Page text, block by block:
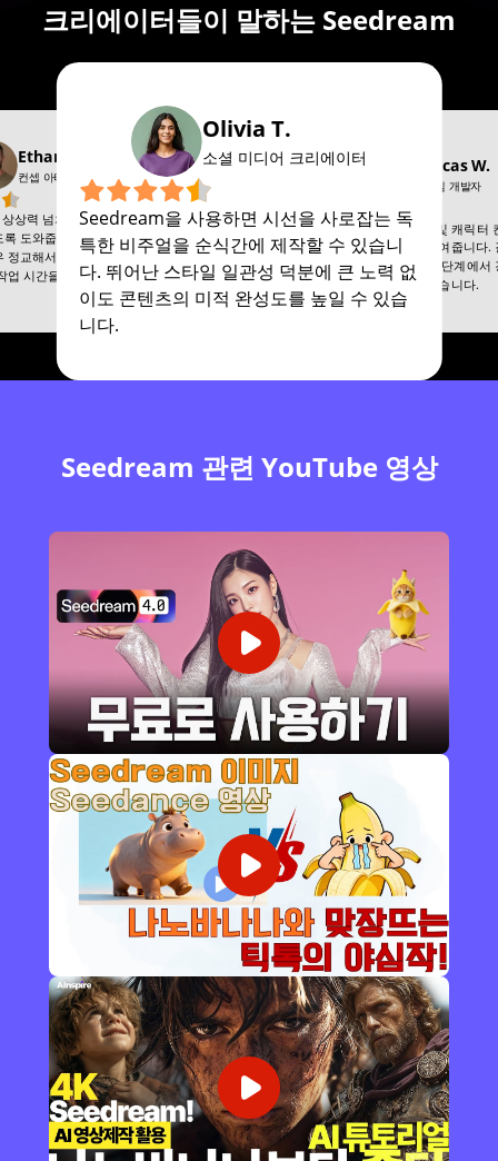
크리에이터들이 말하는 Seedream
Ethan P.
컨셉 아티스트
상력 넘치는 컨셉 아트를 빠
록 도와줍니다. 스타일리시한
정교해서 수작업 스케치와
업 시간을 몇 시간이나 단축
Olivia T.
소셜 미디어 크리에이터
Seedream을 사용하면 시선을 사로잡는 독
특한 비주얼을 순식간에 제작할 수 있습니
다. 뛰어난 스타일 일관성 덕분에 큰 노력 없
이도 콘텐츠의 미적 완성도를 높일 수 있습
니다.
Lucas W.
게임 개발자
Seedream은 환경 및 캐릭터
도를 획기적으로 높여줍니다.
우 디테일해서 개발 단계에서
자료로 활용하기 좋습니다.
Seedream 관련 YouTube 영상